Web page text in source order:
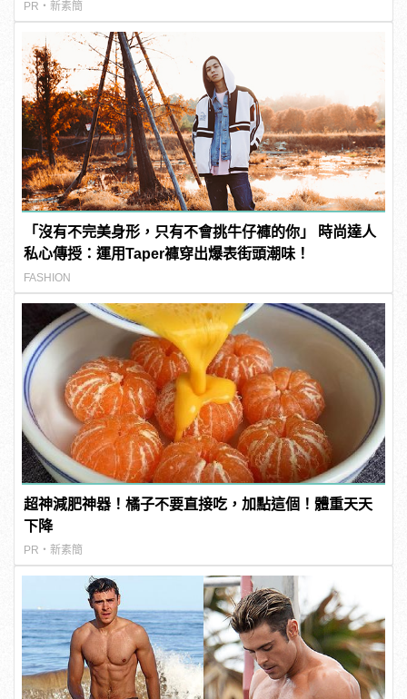
PR・新素簡
「沒有不完美身形，只有不會挑牛仔褲的你」 時尚達人
私心傳授：運用Taper褲穿出爆表街頭潮味！
FASHION
超神減肥神器！橘子不要直接吃，加點這個！體重天天
下降
PR・新素簡